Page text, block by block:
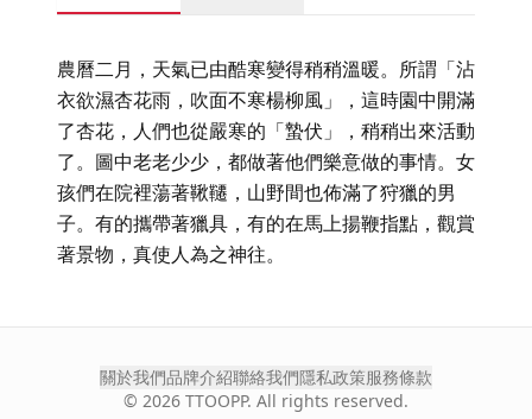
農曆二月，天氣已由酷寒變得稍稍溫暖。所謂「沾
衣欲濕杏花雨，吹面不寒楊柳風」，這時園中開滿
了杏花，人們也從嚴寒的「蟄伏」，稍稍出來活動
了。圖中老老少少，都做著他們樂意做的事情。女
孩們在院裡蕩著鞦韆，山野間也佈滿了狩獵的男
子。有的攜帶著獵具，有的在馬上揚鞭指點，觀賞
著景物，真使人為之神往。
關於我們品牌介紹聯絡我們隱私政策服務條款
© 2026 TTOOPP. All rights reserved.